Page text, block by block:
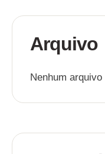
Arquivo
Nenhum